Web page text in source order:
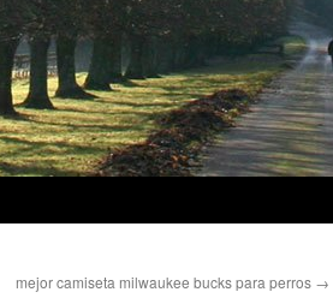
mejor camiseta milwaukee bucks para perros →